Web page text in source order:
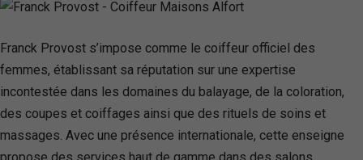
Franck Provost s’impose comme le coiffeur officiel des
femmes, établissant sa réputation sur une expertise
incontestée dans les domaines du balayage, de la coloration,
des coupes et coiffages ainsi que des rituels de soins et
massages. Avec une présence internationale, cette enseigne
propose des services haut de gamme dans des salons